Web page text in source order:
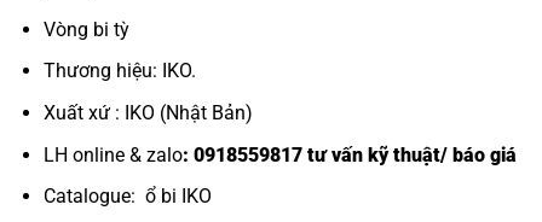
Vòng bi tỳ
Thương hiệu: IKO.
Xuất xứ : IKO (Nhật Bản)
LH online & zalo: 0918559817 tư vấn kỹ thuật/ báo giá
Catalogue: ổ bi IKO